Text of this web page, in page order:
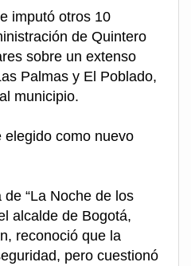
imputó otros 10
de Quintero
sobre un extenso
Palmas y El Poblado,
municipio.
como nuevo
“La Noche de los
alcalde de Bogotá,
reconoció que la
pero cuestionó